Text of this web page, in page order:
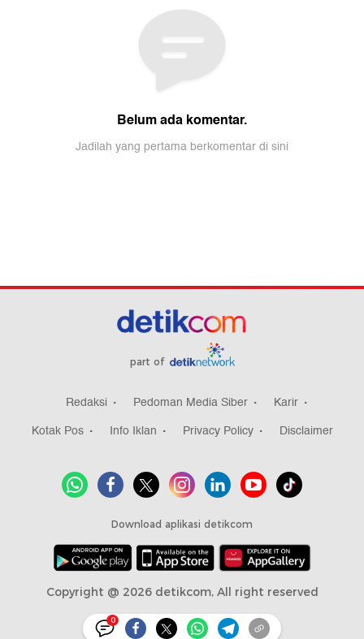
0
part of
Redaksi Pedoman Media Siber
Karir
Kotak Pos
Info Iklan Privacy Policy Disclaimer
Download aplikasi detikcom
Copyright @ 2026 detikcom, All right reserved